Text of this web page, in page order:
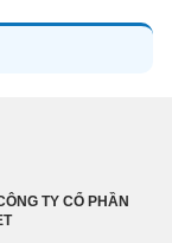
TY CỔ PHẦN